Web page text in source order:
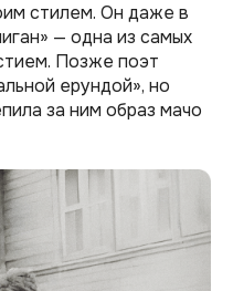
стилем. Он даже в
— одна из самых
Позже поэт
ерундой», но
за ним образ мачо